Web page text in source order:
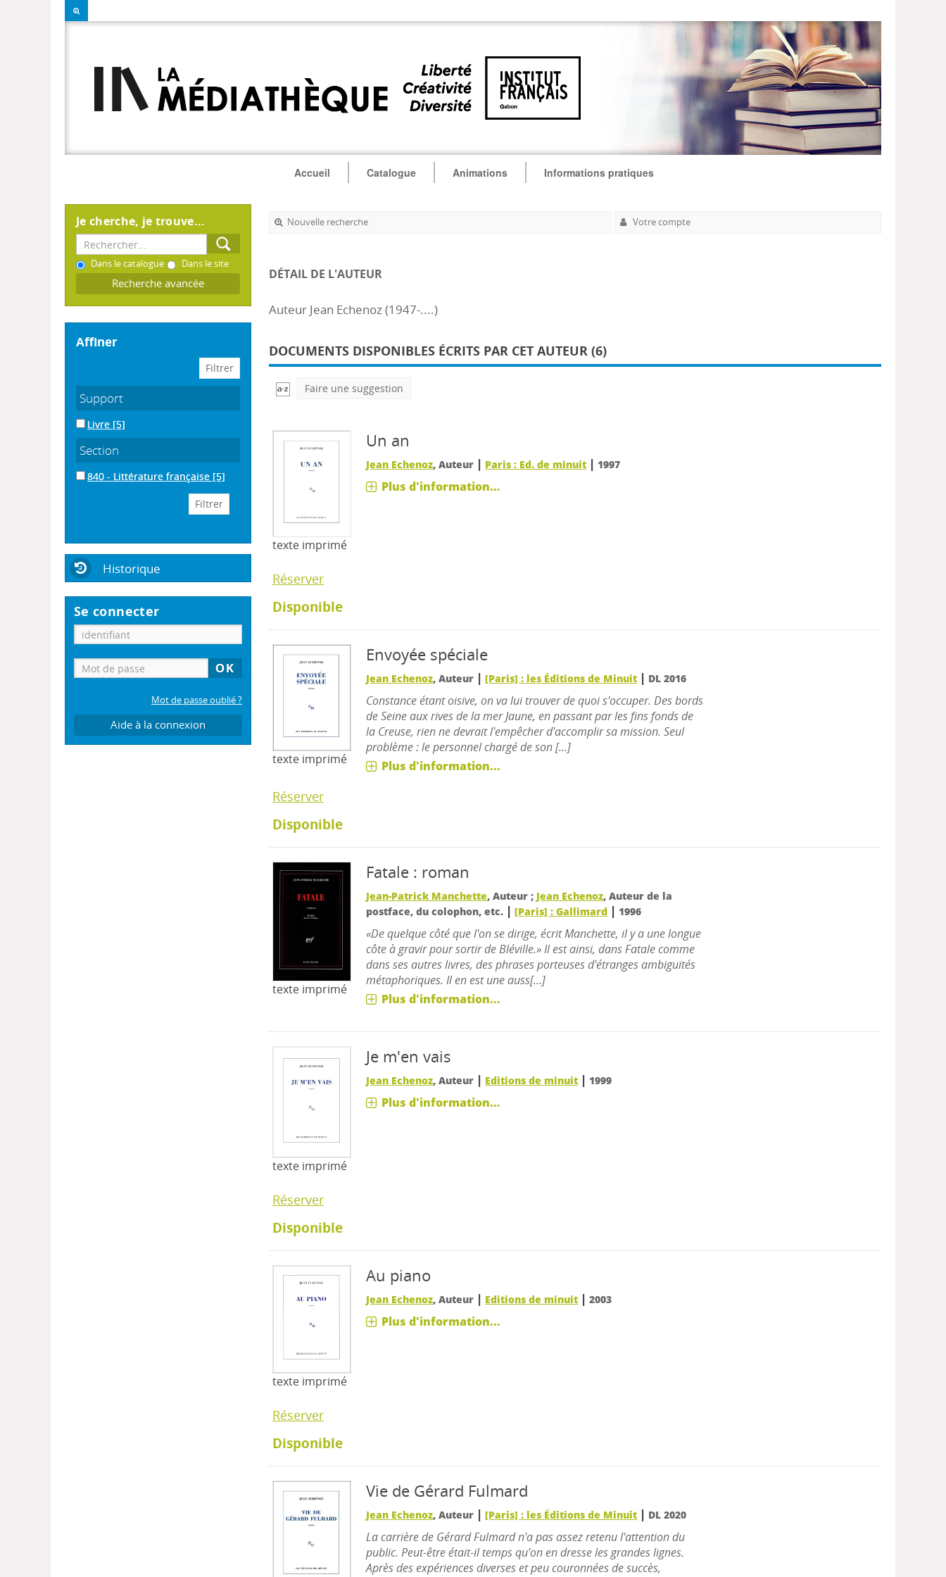
Accueil Catalogue Animations Informations pratiques
Je cherche, je trouve...
Dans le catalogue Dans le site
Recherche avancée
affiner
Support
Livre [5]
Section
840 - Littérature française [5]
Historique
Se connecter
Mot de passe oublié ?
Aide à la connexion
Nouvelle recherche Votre compte
DÉTAIL DE L'AUTEUR
Auteur Jean Echenoz (1947-....)
DOCUMENTS DISPONIBLES ÉCRITS PAR CET AUTEUR (6)
Faire une suggestion
texte imprimé
Un an
Jean Echenoz, Auteur | Paris : Ed. de minuit | 1997
Plus d'information...
Réserver
Disponible
texte imprimé
Envoyée spéciale
Jean Echenoz, Auteur |[Paris] : les Éditions de Minuit | DL 2016
Constance étant oisive, on va lui trouver de quoi s'occuper. Des bords
de Seine aux rives de la mer Jaune, en passant par les fins fonds de
la Creuse, rien ne devrait l'empêcher d'accomplir sa mission. Seul
problème : le personnel chargé de son [...]
Plus d'information...
Réserver
Disponible
texte imprimé
Fatale : roman
Jean-Patrick Manchette, Auteur ; Jean Echenoz, Auteur de la
postface, du colophon, etc. |[Paris] : Gallimard | 1996
«De quelque côté que l'on se dirige, écrit Manchette, il y a une longue
côte à gravir pour sortir de Bléville.» Il est ainsi, dans Fatale comme
dans ses autres livres, des phrases porteuses d'étranges ambiguïtés
métaphoriques. Il en est une auss[...]
Plus d'information...
texte imprimé
Je m'en vais
Jean Echenoz, Auteur | Editions de minuit | 1999
Plus d'information...
Réserver
Disponible
texte imprimé
Au piano
Jean Echenoz, Auteur | Editions de minuit |2003
Plus d'information...
Réserver
Disponible
Vie de Gérard Fulmard
Jean Echenoz, Auteur |[Paris] : les Éditions de Minuit | DL 2020
La carrière de Gérard Fulmard n'a pas assez retenu l'attention du
public. Peut-être était-il temps qu'on en dresse les grandes lignes.
Après des expériences diverses et peu couronnées de succès,